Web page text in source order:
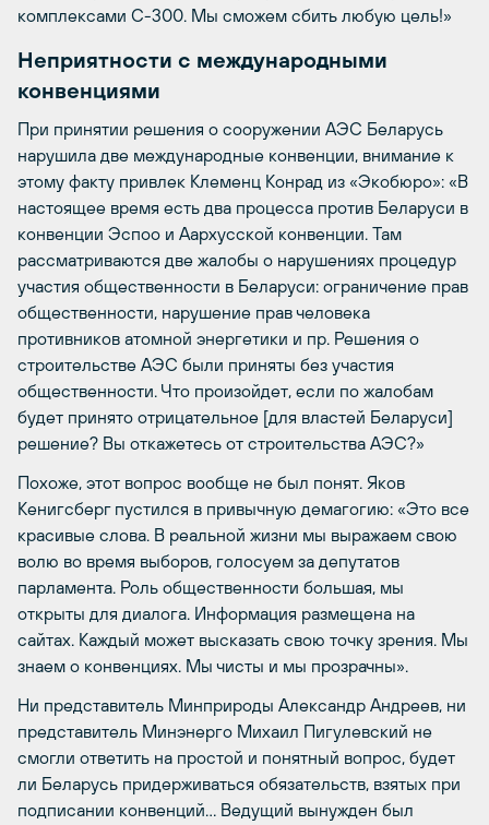
комплексами С-300. Мы сможем сбить любую цель!»
Неприятности с международными
конвенциями
При принятии решения о сооружении АЭС Беларусь
нарушила две международные конвенции, внимание к
этому факту привлек Клеменц Конрад из «Экобюро»: «В
настоящее время есть два процесса против Беларуси в
конвенции Эспоо и Аархусской конвенции. Там
рассматриваются две жалобы о нарушениях процедур
участия общественности в Беларуси: ограничение прав
общественности, нарушение прав человека
противников атомной энергетики и пр. Решения о
строительстве АЭС были приняты без участия
общественности. Что произойдет, если по жалобам
будет принято отрицательное [для властей Беларуси]
решение? Вы откажетесь от строительства АЭС?»
Похоже, этот вопрос вообще не был понят. Яков
Кенигсберг пустился в привычную демагогию: «Это все
красивые слова. В реальной жизни мы выражаем свою
волю во время выборов, голосуем за депутатов
парламента. Роль общественности большая, мы
открыты для диалога. Информация размещена на
сайтах. Каждый может высказать свою точку зрения. Мы
знаем о конвенциях. Мы чисты и мы прозрачны».
Ни представитель Минприроды Александр Андреев, ни
представитель Минэнерго Михаил Пигулевский не
смогли ответить на простой и понятный вопрос, будет
ли Беларусь придерживаться обязательств, взятых при
подписании конвенций… Ведущий вынужден был